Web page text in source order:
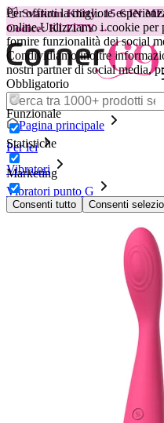
Per offrirti la migliore
online.Utilizziamo i cookie per
fornire funzionalità dei social
Condividiamo inoltre
nostri partner di social media,
Obbligatorio
Funzionale
Statistiche
Marketing
Consenti tutto Consenti
😽Svakom Klitty: 15 € IN
Codice: KLITTY →
Pagina principale
Per lei
Vibratori
Vibratori punto G
Vibratore Svakom - Iris, Rosa